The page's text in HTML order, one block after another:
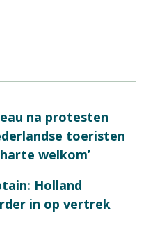
na protesten
toeristen
welkom’
Holland
in op vertrek